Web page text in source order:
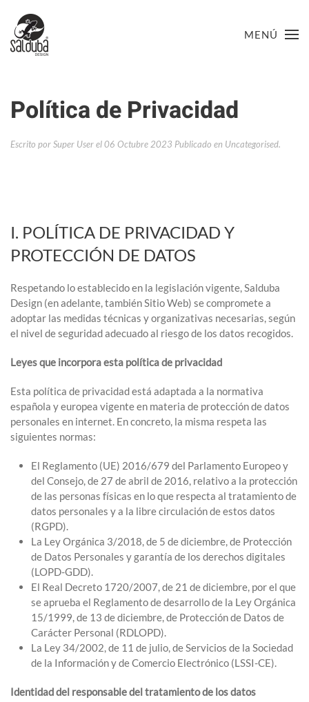
MENÚ
Política de Privacidad
Escrito por Super User el06 Octubre 2023 Publicado en Uncategorised.
I. POLÍTICA DE PRIVACIDAD Y
PROTECCIÓN DE DATOS
Respetando lo establecido en la legislación vigente, Salduba
Design (en adelante, también Sitio Web) se compromete a
adoptar las medidas técnicas y organizativas necesarias, según
el nivel de seguridad adecuado al riesgo de los datos recogidos.
Leyes que incorpora esta política de privacidad
Esta política de privacidad está adaptada a la normativa
española y europea vigente en materia de protección de datos
personales en internet. En concreto, la misma respeta las
siguientes normas:
El Reglamento (UE) 2016/679 del Parlamento Europeo y
del Consejo, de 27 de abril de 2016, relativo a la protección
de las personas físicas en lo que respecta al tratamiento de
datos personales y a la libre circulación de estos datos
(RGPD).
La Ley Orgánica 3/2018, de 5 de diciembre, de Protección
de Datos Personales y garantía de los derechos digitales
(LOPD-GDD).
El Real Decreto 1720/2007, de 21 de diciembre, por el que
se aprueba el Reglamento de desarrollo de la Ley Orgánica
15/1999, de 13 de diciembre, de Protección de Datos de
Carácter Personal (RDLOPD).
La Ley 34/2002, de 11 de julio, de Servicios de la Sociedad
de la Información y de Comercio Electrónico (LSSI-CE).
Identidad del responsable del tratamiento de los datos